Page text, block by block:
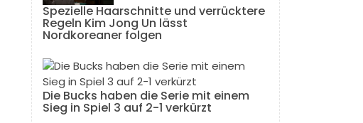
Spezielle Haarschnitte und verrücktere
Regeln Kim Jong Un lässt
Nordkoreaner folgen
Die Bucks haben die Serie mit einem
Sieg in Spiel 3 auf 2-1 verkürzt